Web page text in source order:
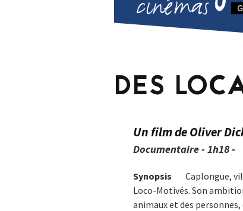
DES
Un film de Oliver
Documentaire - 1h18 -
Synopsis
Caplongue,
Loco-Motivés. Son
animaux et des